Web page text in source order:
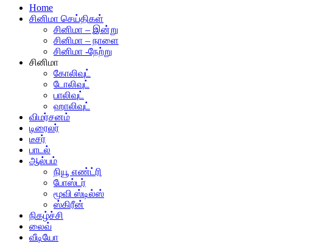
Home
சினிமா செய்திகள்
சினிமா – இன்று
சினிமா – நாளை
சினிமா -நேற்று
சினிமா
கோலிவுட்
டோலிவுட்
பாலிவுட்
ஹாலிவுட்
விமர்சனம்
டிரைலர்
டீசர்
பாடல்
ஆல்பம்
நியூ எண்ட்ரி
போஸ்டர்
மூவி ஸ்டில்ஸ்
ஸ்கிரீன்
நிகழ்ச்சி
லைவ்
வீடியோ